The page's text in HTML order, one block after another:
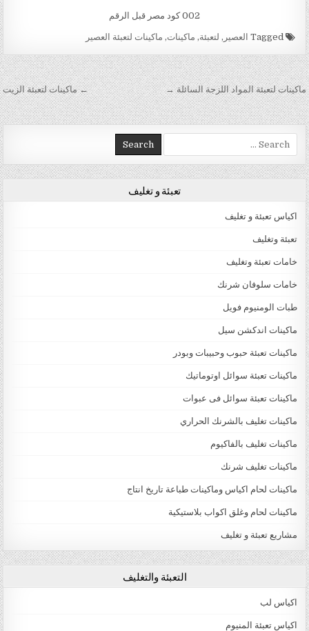
002 كود مصر قبل الرقم
Tagged العصير , لتعبئة, ماكينات, ماكينات لتعبئة العصير
تصفّح المقالات ← ماكينات لتعبئة الزيت ماكينات لتعبئة المواد اللزجة السائلة →
Search for:
تعبئة و تغليف
اكياس تعبئة و تغليف
تعبئة وتغليف
خامات تعبئة وتغليف
خامات سلوفان شرنك
طبات الومنيوم فويل
ماكينات اندكشن سيل
ماكينات تعبئة حبوب وحبيبات وبودر
ماكينات تعبئة سوائل اوتوماتيك
ماكينات تعبئة سوائل فى عبوات
ماكينات تغليف بالشرنك الحراري
ماكينات تغليف بالفاكيوم
ماكينات تغليف شرنك
ماكينات لحام اكياس وماكينات طباعة تاريخ انتاج
ماكينات لحام وغلق اكواب بلاستيكية
مشاريع تعبئة و تغليف
التعبئة والتغليف
اكياس لب
اكياس تعبئة المنيوم